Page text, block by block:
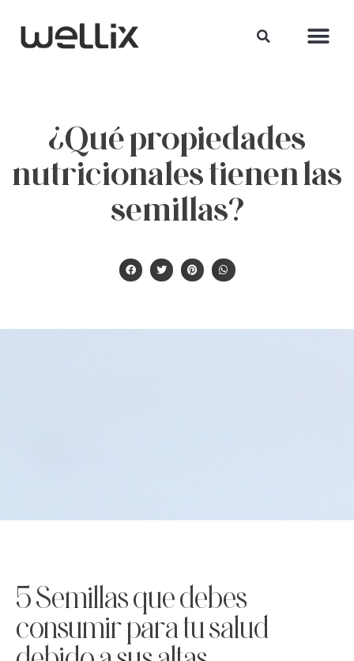
¿Qué propiedades
nutricionales tienen las
semillas?
5 Semillas que debes
consumir para tu salud